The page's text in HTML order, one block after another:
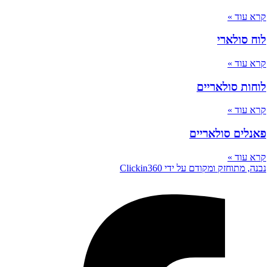
קרא עוד »
לוח סולארי
קרא עוד »
לוחות סולאריים
קרא עוד »
פאנלים סולאריים
קרא עוד »
נבנה, מתוחזק ומקודם על ידי Clickin360